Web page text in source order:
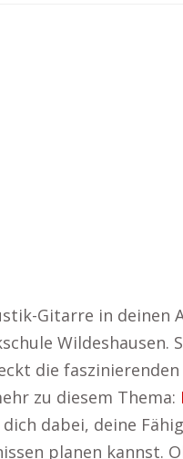
Gitarre in deinen
Wildeshausen.
die
zu diesem Thema:
dabei, deine
planen kannst.